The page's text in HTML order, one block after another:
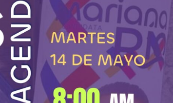
Local
Reviven la historia de Fortín, con
de la cronista Minerva Salas.